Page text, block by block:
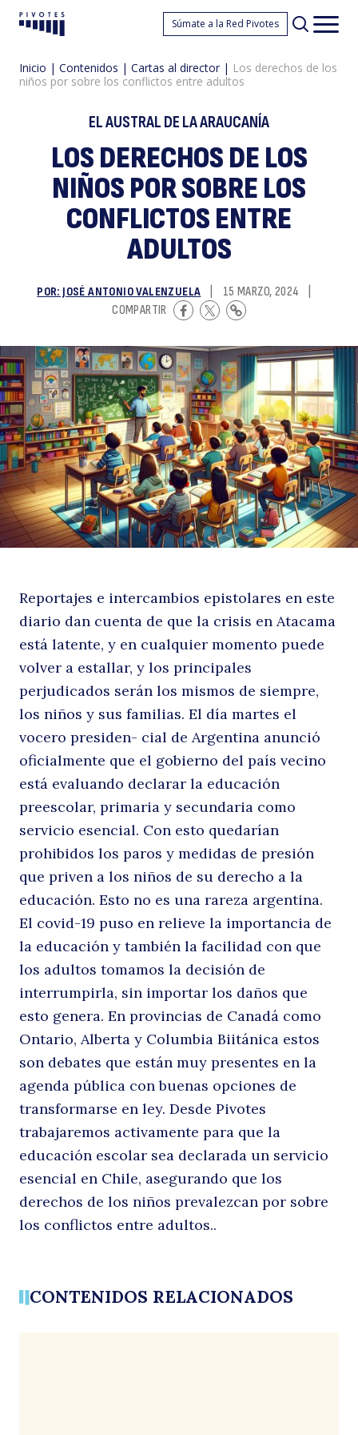
Pivotes Súmate a la Red Pivotes
Inicio | Contenidos | Cartas al director | Los derechos de los
niños por sobre los conflictos entre adultos
EL AUSTRAL DE LA ARAUCANÍA
LOS DERECHOS DE LOS
NIÑOS POR SOBRE LOS
CONFLICTOS ENTRE
ADULTOS
POR: JOSÉ ANTONIO VALENZUELA 15 MARZO, 2024
COMPARTIR
Reportajes e intercambios epistolares en este
diario dan cuenta de que la crisis en Atacama
está latente, y en cualquier momento puede
volver a estallar, y los principales
perjudicados serán los mismos de siempre,
los niños y sus familias. El día martes el
vocero presiden- cial de Argentina anunció
oficialmente que el gobierno del país vecino
está evaluando declarar la educación
preescolar, primaria y secundaria como
servicio esencial. Con esto quedarían
prohibidos los paros y medidas de presión
que priven a los niños de su derecho a la
educación. Esto no es una rareza argentina.
El covid-19 puso en relieve la importancia de
la educación y también la facilidad con que
los adultos tomamos la decisión de
interrumpirla, sin importar los daños que
esto genera. En provincias de Canadá como
Ontario, Alberta y Columbia Biitánica estos
son debates que están muy presentes en la
agenda pública con buenas opciones de
transformarse en ley. Desde Pivotes
trabajaremos activamente para que la
educación escolar sea declarada un servicio
esencial en Chile, asegurando que los
derechos de los niños prevalezcan por sobre
los conflictos entre adultos..
CONTENIDOS RELACIONADOS